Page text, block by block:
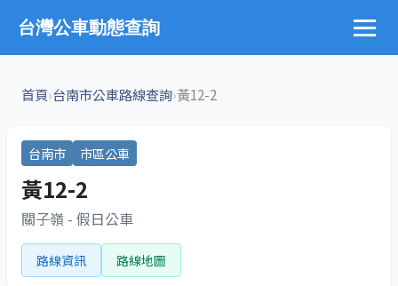
台灣公車動態查詢
首頁›台南市公車路線查詢›黃12-2
台南市 市區公車
黃12-2
關子嶺 - 假日公車
路線資訊 路線地圖